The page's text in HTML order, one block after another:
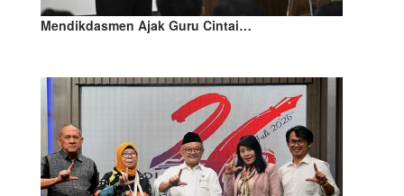
Mendikdasmen Ajak Guru Cintai…